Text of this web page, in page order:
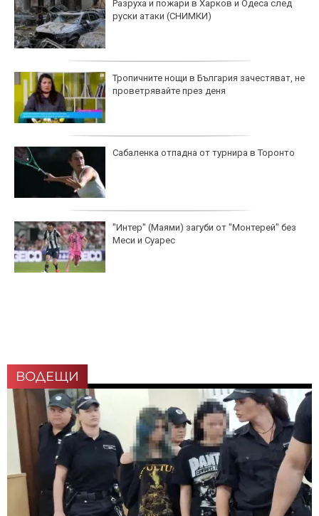
Разруха и пожари в Харков и Одеса след
руски атаки (СНИМКИ)
Тропичните нощи в България зачестяват, не
проветрявайте през деня
Сабаленка отпадна от турнира в Торонто
"Интер" (Маями) загуби от "Монтерей" без
Меси и Суарес
ВОДЕЩИ